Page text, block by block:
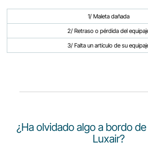
1/ Maleta dañada
2/ Retraso o pérdida del
3/ Falta un artículo de su
¿Ha olvidado algo a bordo
Luxair?